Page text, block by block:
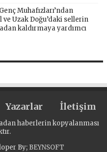
Muhafızları’ndan
ve Uzak Doğu’daki sellerin
kaldırmaya yardımcı
Yazarlar İletişim
haberlerin kopyalanması
By; BEYNSOFT